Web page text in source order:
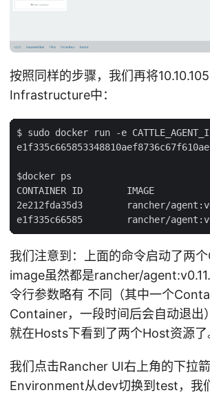
按照同样的步骤，我们再将
Infrastructure中：
$ sudo docker run -e
$docker ps
CONTAINER ID        IMAGE
2e212fda35d3        rancher/
我们注意到：上面的命令启动了两个
image虽然都是rancher/
令行参数略有 不同（其中一个
Container，一段时间后会自动退出
就在Hosts下看到了两个Host资源了
我们点击Rancher UI右上角的下拉
Environment从dev切换到test，我